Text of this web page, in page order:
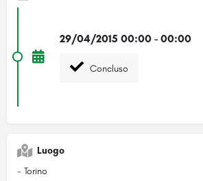
29/04/2015 00:00 - 00:00
Concluso
Luogo
- Torino